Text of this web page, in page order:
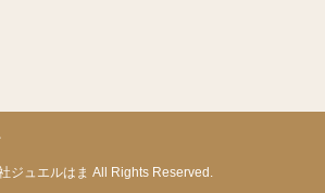
ジュエルはま All Rights Reserved.